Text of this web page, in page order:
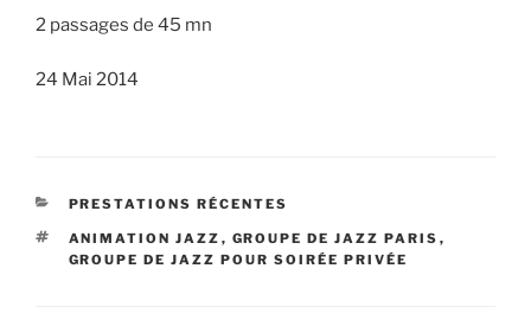
2 passages de 45 mn
24 Mai 2014
CATÉGORIES
PRESTATIONS RÉCENTES
ÉTIQUETTES
ANIMATION JAZZ , GROUPE DE JAZZ PARIS ,
GROUPE DE JAZZ POUR SOIRÉE PRIVÉE